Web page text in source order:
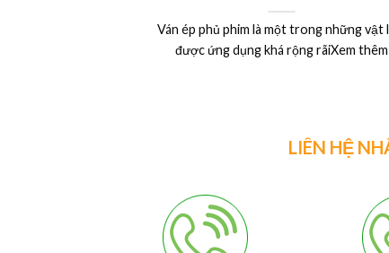
Ván ép phủ phim là một trong những vật
được ứng dụng khá rộng rãiXem thêm
LIÊN HỆ